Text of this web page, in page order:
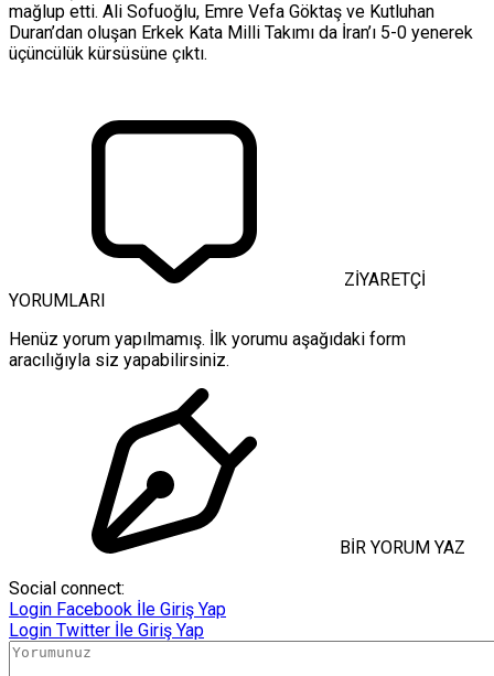
mağlup etti. Ali Sofuoğlu, Emre Vefa Göktaş ve Kutluhan
Duran’dan oluşan Erkek Kata Milli Takımı da İran’ı 5-0 yenerek
üçüncülük kürsüsüne çıktı.
ZİYARETÇİ
YORUMLARI
Henüz yorum yapılmamış. İlk yorumu aşağıdaki form
aracılığıyla siz yapabilirsiniz.
BİR YORUM YAZ
Social connect:
Login Facebook İle Giriş Yap
Login Twitter İle Giriş Yap